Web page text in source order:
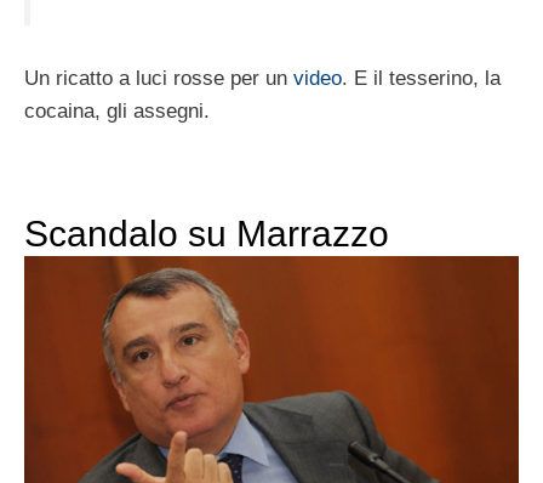
Un ricatto a luci rosse per un video. E il tesserino, la
cocaina, gli assegni.
Scandalo su Marrazzo